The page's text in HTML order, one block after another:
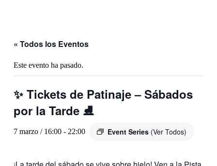
« Todos los Eventos
Este evento ha pasado.
✨ Tickets de Patinaje – Sábados
por la Tarde ⛸️
7 marzo / 16:00 - 22:00 Event Series (Ver Todos)